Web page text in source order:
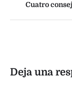
Cuatro
Deja una